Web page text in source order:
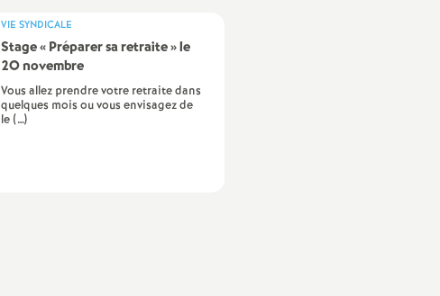
VIE SYNDICALE
Stage «Préparer sa retraite» le
2O novembre
Vous allez prendre votre retraite dans
quelques mois ou vous envisagez de
le (…)